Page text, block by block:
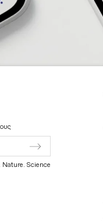
Submit
Form
Nature. Science